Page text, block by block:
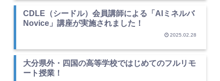
CDLE（シードル）会員講師による「AIミネルバ
Novice」講座が実施されました！
2025.02.28
大分県外・四国の高等学校ではじめてのフルリモ
ート授業！